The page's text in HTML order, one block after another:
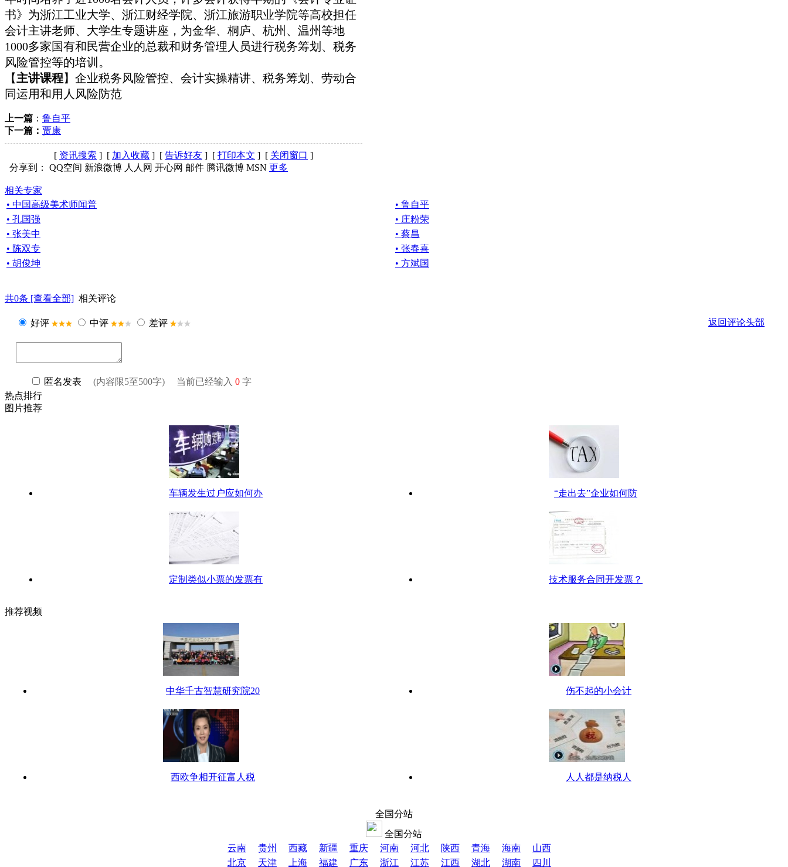
书》为浙江工业大学、浙江财经学院、浙江旅游职业学院等高校担任
会计主讲老师、大学生专题讲座，为金华、桐庐、杭州、温州等地
1000多家国有和民营企业的总裁和财务管理人员进行税务筹划、税务
风险管控等的培训。
【主讲课程】企业税务风险管控、会计实操精讲、税务筹划、劳动合
同运用和用人风险防范
上一篇 ： 鲁自平
下一篇： 贾康
[ 资讯搜索 ] [ 加入收藏 ] [ 告诉好友 ] [ 打印本文 ] [ 关闭窗口 ]
分享到：
QQ空间 新浪微博 人人网 开心网 邮件 腾讯微博 MSN 更多
相关专家
• 中国高级美术师闻普
• 鲁自平
• 孔国强
• 庄粉荣
• 张美中
• 蔡昌
• 陈双专
• 张春喜
• 胡俊坤
• 方斌国
共0条 [查看全部] 相关评论
热点排行
图片推荐
车辆发生过户应如何办 “走出去”企业如何防
定制类似小票的发票有 技术服务合同开发票？
推荐视频
中华千古智慧研究院20 伤不起的小会计
西欧争相开征富人税 人人都是纳税人
全国分站
全国分站
云南
贵州 西藏 新疆 重庆 河南 河北 陕西 青海 海南
山西
北京
天津 上海 福建 广东 浙江 江苏 江西 湖北 湖南 四川